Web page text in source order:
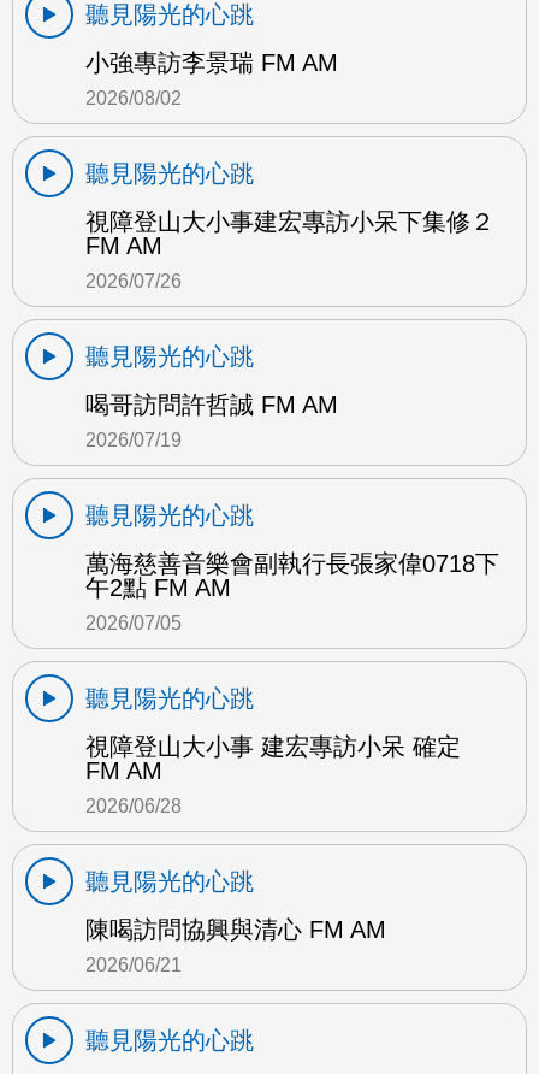
聽見陽光的心跳
小強專訪李景瑞 FM AM
2026/08/02
聽見陽光的心跳
視障登山大小事建宏專訪小呆下集修２
FM AM
2026/07/26
聽見陽光的心跳
喝哥訪問許哲誠 FM AM
2026/07/19
聽見陽光的心跳
萬海慈善音樂會副執行長張家偉0718下
午2點 FM AM
2026/07/05
聽見陽光的心跳
視障登山大小事 建宏專訪小呆 確定
FM AM
2026/06/28
聽見陽光的心跳
陳喝訪問協興與清心 FM AM
2026/06/21
聽見陽光的心跳